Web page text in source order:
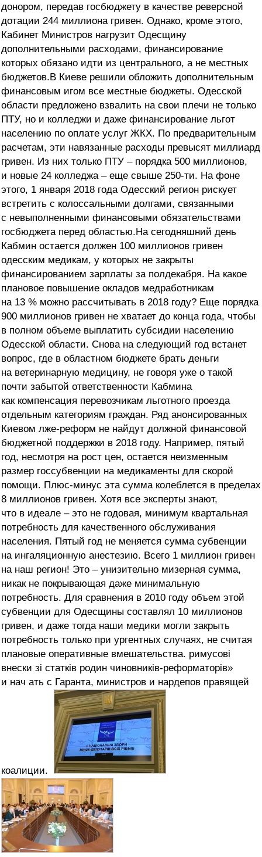
донором, передав госбюджету в качестве реверсной
дотации 244 миллиона гривен. Однако, кроме этого,
Кабинет Министров нагрузит Одесщину
дополнительными расходами, финансирование
которых обязано идти из центрального, а не местных
бюджетов.В Киеве решили обложить дополнительным
финансовым игом все местные бюджеты. Одесской
области предложено взвалить на свои плечи не только
ПТУ, но и колледжи и даже финансирование льгот
населению по оплате услуг ЖКХ. По предварительным
расчетам, эти навязанные расходы превысят миллиард
гривен. Из них только ПТУ – порядка 500 миллионов,
и новые 24 колледжа – еще свыше 250-ти. На фоне
этого, 1 января 2018 года Одесский регион рискует
встретить с колоссальными долгами, связанными
с невыполненными финансовыми обязательствами
госбюджета перед областью.На сегодняшний день
Кабмин остается должен 100 миллионов гривен
одесским медикам, у которых не закрыты
финансированием зарплаты за полдекабря. На какое
плановое повышение окладов медработникам
на 13 % можно рассчитывать в 2018 году? Еще порядка
900 миллионов гривен не хватает до конца года, чтобы
в полном объеме выплатить субсидии населению
Одесской области. Снова на следующий год встанет
вопрос, где в областном бюджете брать деньги
на ветеринарную медицину, не говоря уже о такой
почти забытой ответственности Кабмина
как компенсация перевозчикам льготного проезда
отдельным категориям граждан. Ряд анонсированных
Киевом лже-реформ не найдут должной финансовой
бюджетной поддержки в 2018 году. Например, пятый
год, несмотря на рост цен, остается неизменным
размер госсубвенции на медикаменты для скорой
помощи. Плюс-минус эта сумма колеблется в пределах
8 миллионов гривен. Хотя все эксперты знают,
что в идеале – это не годовая, минимум квартальная
потребность для качественного обслуживания
населения. Пятый год не меняется сумма субвенции
на ингаляционную анестезию. Всего 1 миллион гривен
на наш регион! Это – унизительно мизерная сумма,
никак не покрывающая даже минимальную
потребность. Для сравнения в 2010 году объем этой
субвенции для Одесщины составлял 10 миллионов
гривен, и даже тогда наши медики могли закрыть
потребность только при ургентных случаях, не считая
плановые оперативные вмешательства. римусові
внески зі статків родин чиновників-реформаторів»
и нач ать с Гаранта, министров и нардепов правящей
коалиции.